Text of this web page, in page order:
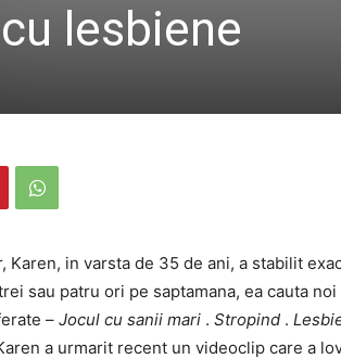
lesbiene
Karen, in varsta de 35 de ani, a stabilit
sau patru ori pe saptamana, ea cauta
– Jocul cu sanii mari . Stropind .
a urmarit recent un videoclip care a